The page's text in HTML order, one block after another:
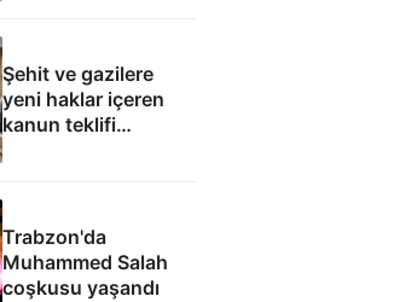
Şehit ve gazilere
yeni haklar içeren
kanun teklifi
komisyondan geçti
Trabzon'da
Muhammed Salah
coşkusu yaşandı